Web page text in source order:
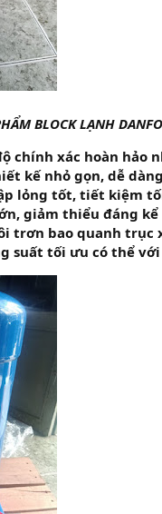
BLOCK LẠNH
chính xác hoàn hảo
kế nhỏ gọn, dễ
lỏng tốt, tiết kiệm
giảm thiểu đáng
trơn bao quanh trục
suất tối ưu có thể